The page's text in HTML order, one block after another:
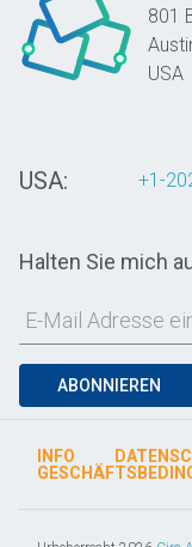
801
USA
USA: +1-
Halten Sie mich
ABONNIEREN
INFO